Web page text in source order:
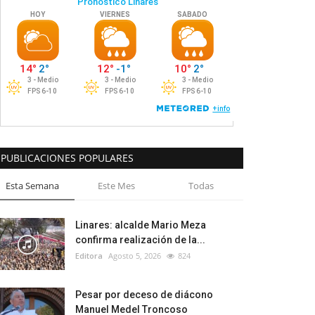
PUBLICACIONES POPULARES
Esta Semana Este Mes Todas
Linares: alcalde Mario Meza
confirma realización de la...
Editora Agosto 5, 2026 824
Pesar por deceso de diácono
Manuel Medel Troncoso